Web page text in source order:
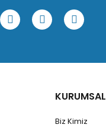
KURUMSAL
Biz Kimiz